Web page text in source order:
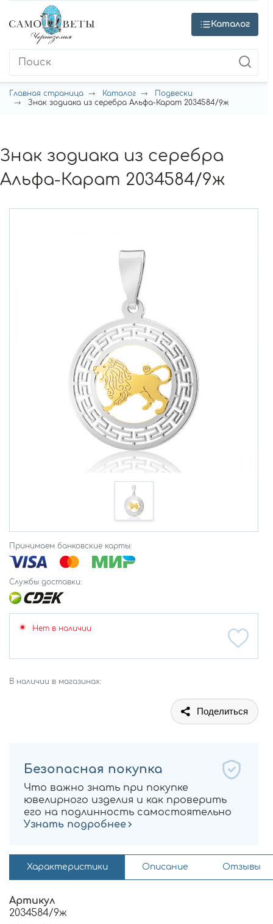
Каталог
Главная страница Каталог
Подвески
Знак зодиака из серебра Альфа-Карат 2034584/9ж
Знак зодиака из серебра
Альфа-Карат 2034584/9ж
Принимаем банковские карты:
Службы доставки:
Нет в наличии
В наличии в магазинах:
Поделиться
Безопасная покупка
Что важно знать при покупке
ювелирного изделия и как проверить
его на подлинность самостоятельно
Узнать подробнее
Характеристики Описание Отзывы
Артикул
2034584/9ж